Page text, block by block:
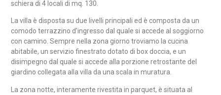
schiera di 4 locali di mq. 130.
La villa è disposta su due livelli principali ed è composta da un
comodo terrazzino d’ingresso dal quale si accede al soggiorno
con camino. Sempre nella zona giorno troviamo la cucina
abitabile, un servizio finestrato dotato di box doccia, e un
disimpegno dal quale si accede alla porzione retrostante del
giardino collegata alla villa da una scala in muratura.
La zona notte, interamente rivestita in parquet, è situata al